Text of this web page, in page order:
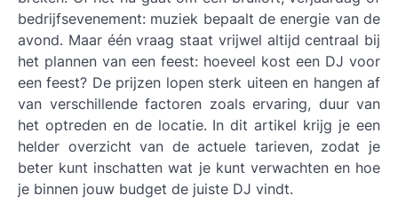
bedrijfsevenement: muziek bepaalt de energie van de
avond. Maar één vraag staat vrijwel altijd centraal bij
het plannen van een feest: hoeveel kost een DJ voor
een feest? De prijzen lopen sterk uiteen en hangen af
van verschillende factoren zoals ervaring, duur van
het optreden en de locatie. In dit artikel krijg je een
helder overzicht van de actuele tarieven, zodat je
beter kunt inschatten wat je kunt verwachten en hoe
je binnen jouw budget de juiste DJ vindt.